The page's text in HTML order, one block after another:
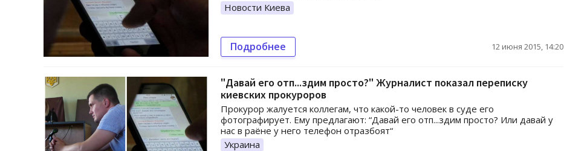
Новости Киева
Подробнее 12 июня 2015, 14:20
"Давай его отп...здим просто?" Журналист показал переписку
киевских прокуроров
Прокурор жалуется коллегам, что какой-то человек в суде его
фотографирует. Ему предлагают: “Давай его отп...здим просто? Или давай у
нас в раёне у него телефон отразбоят“
Украина